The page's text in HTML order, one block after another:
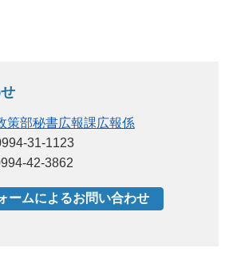
策部秘書広報課広報係
31-1123
42-3862